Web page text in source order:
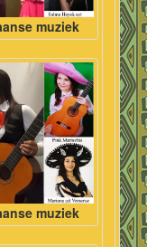
muziek
muziek